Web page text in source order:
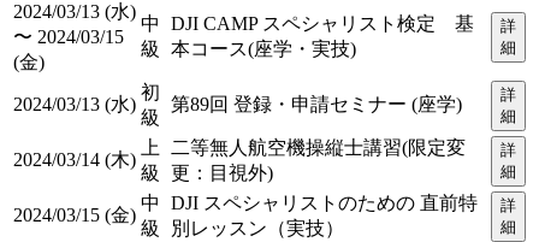
2024/03/13 (水)
〜 2024/03/15
(金)
中
級
DJI CAMP スペシャリスト検定 基
本コース(座学・実技)
詳
細
2024/03/13 (水)
初
級
第89回 登録・申請セミナー (座学)
詳
細
2024/03/14 (木)
上
級
二等無人航空機操縦士講習(限定変
更：目視外)
詳
細
2024/03/15 (金)
中
級
DJI スペシャリストのための 直前特
別レッスン（実技）
詳
細